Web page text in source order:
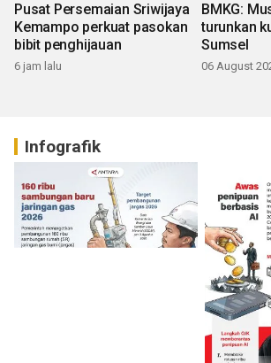
Pusat Persemaian Sriwijaya
Kemampo perkuat pasokan
bibit penghijauan
6 jam lalu
BMKG:
turunkan
Sumsel
06 August
Infografik